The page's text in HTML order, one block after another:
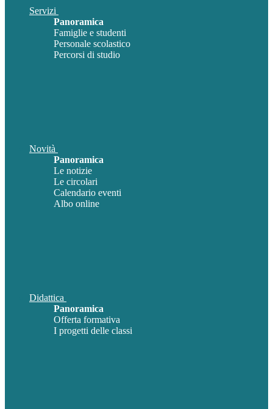
Servizi
Panoramica
Famiglie e studenti
Personale scolastico
Percorsi di studio
Novità
Panoramica
Le notizie
Le circolari
Calendario eventi
Albo online
Didattica
Panoramica
Offerta formativa
I progetti delle classi